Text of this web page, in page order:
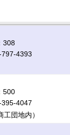
308
4393
500
4047
団地内）